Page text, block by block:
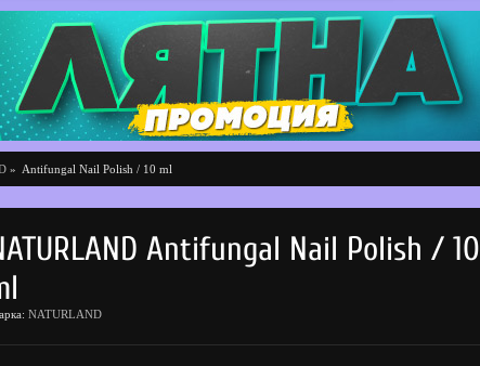
» Antifungal Nail Polish / 10 ml
Antifungal Nail Polish / 10
NATURLAND